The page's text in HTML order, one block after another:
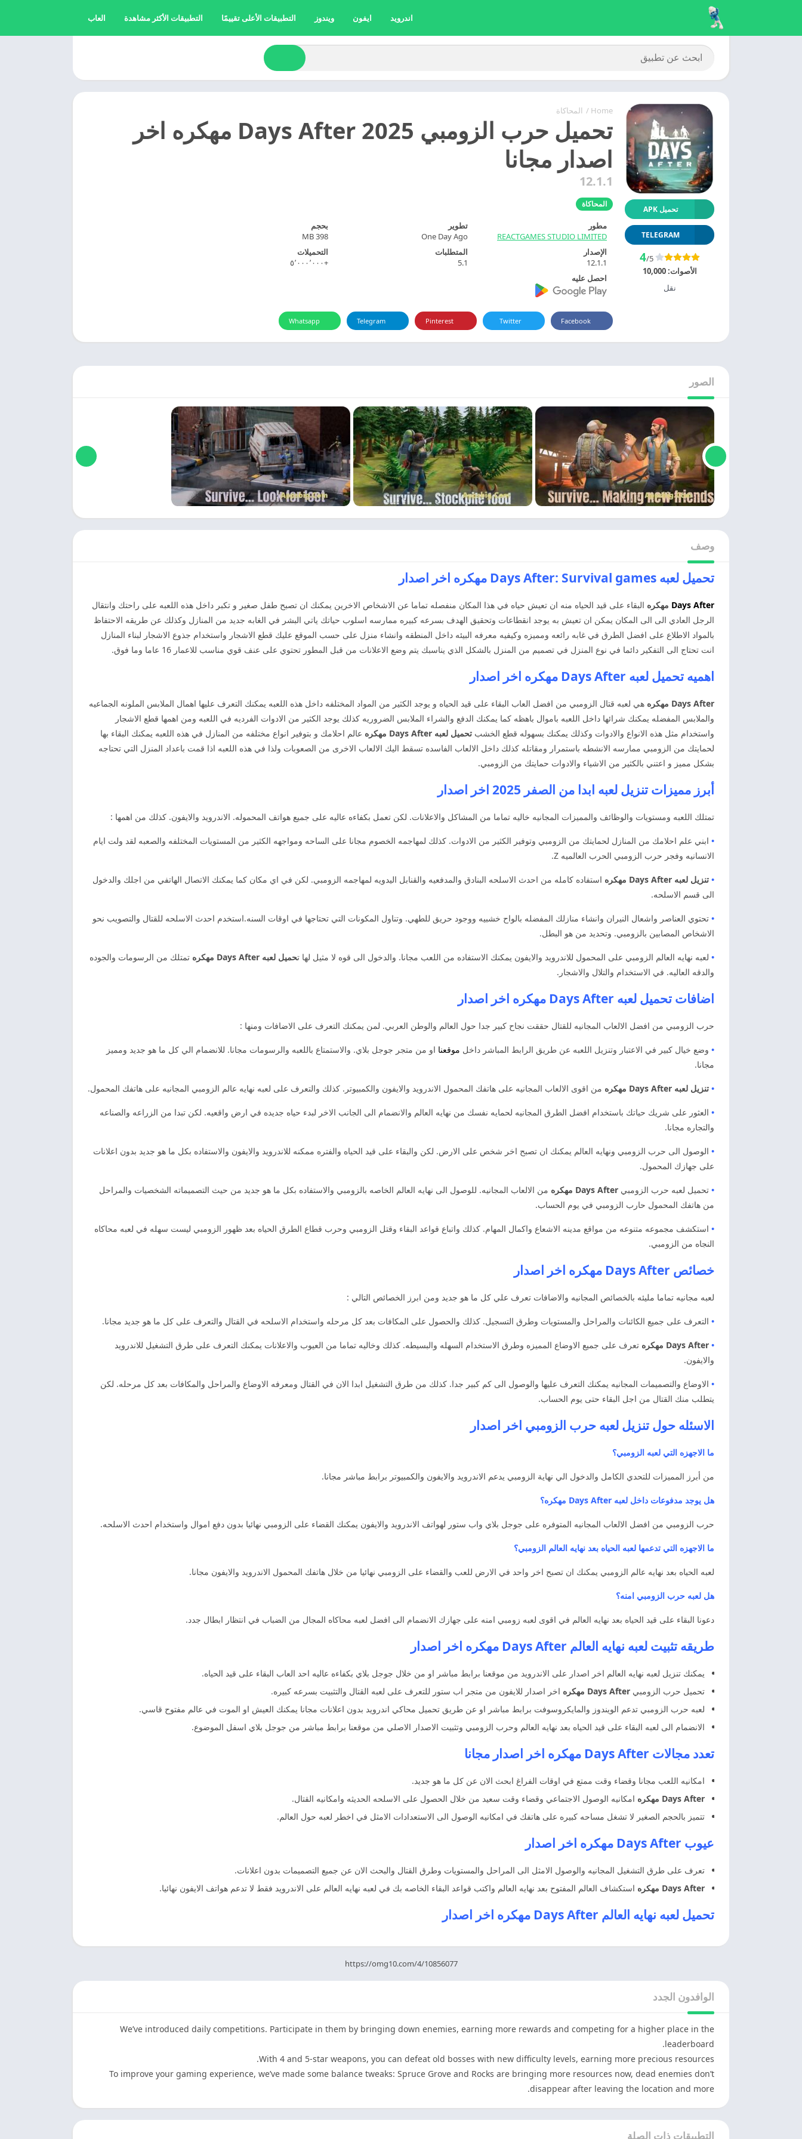
اندرويد ايفون ويندوز التطبيقات الأعلى تقييمًا التطبيقات الأكثر مشاهدة العاب
Home
/ المحاكاة
تحميل حرب الزومبي 2025 Days After مهكره اخر
اصدار مجانا
12.1.1
المحاكاة
تحميل APK
TELEGRAM
4/5
الأصوات:10,000
نقل
مطور
REACTGAMES STUDIO LIMITED
تطوير
One Day Ago
بحجم
398 MB
الإصدار
12.1.1
المتطلبات
5.1
التحميلات
+٥٬٠٠٠٬٠٠٠
احصل عليه
Facebook
Twitter
Pinterest
Telegram
Whatsapp
الصور
وصف
تحميل لعبه Days After: Survival games مهكره اخر اصدار
Days After مهكره البقاء على قيد الحياه منه ان تعيش حياه في هذا المكان منفصله تماما عن الاشخاص الاخرين يمكنك ان تصبح طفل صغير و تكبر داخل هذه اللعبه على راحتك وانتقال
الرجل العادي الى الى المكان يمكن ان تعيش به يوجد انقطاعات وتحقيق الهدف بسرعه كبيره ممارسه اسلوب حياتك ياتي البشر في الغابه جديد من المنازل وكذلك عن طريقه الاحتفاظ
بالمواد الاطلاع على افضل الطرق في غابه رائعه ومميزه وكيفيه معرفه البيئه داخل المنطقه وانشاء منزل على حسب الموقع عليك قطع الاشجار واستخدام جذوع الاشجار لبناء المنازل
انت تحتاج الى التفكير دائما في نوع المنزل في تصميم من المنزل بالشكل الذي يناسبك يتم وضع الاعلانات من قبل المطور تحتوي على عنف قوي مناسب للاعمار 16 عاما وما فوق.
اهميه تحميل لعبه Days After مهكره اخر اصدار
Days After مهكره
هي لعبه قتال الزومبي من افضل العاب البقاء على قيد الحياه و يوجد الكثير من المواد المختلفه داخل هذه اللعبه يمكنك التعرف عليها اهمال الملابس الملونه الجماعيه
والملابس المفضله يمكنك شرائها داخل اللعبه باموال باهظه كما يمكنك الدفع والشراء الملابس الضروريه كذلك يوجد الكثير من الادوات الفرديه في اللعبه ومن اهمها قطع الاشجار
واستخدام مثل هذه الانواع والادوات وكذلك يمكنك بسهوله قطع الخشب تحميل لعبه Days After مهكره عالم احلامك و بتوفير انواع مختلفه من المنازل في هذه اللعبه يمكنك البقاء بها
لحمايتك من الزومبي ممارسه الانشطه باستمرار ومقاتله كذلك داخل الالعاب الفاسده تسقط اليك الالعاب الاخرى من الصعوبات ولذا في هذه اللعبه اذا قمت باعداد المنزل التي تحتاجه
بشكل مميز و اعتني بالكثير من الاشياء والادوات حمايتك من الزومبي.
أبرز مميزات تنزيل لعبه ابدا من الصفر 2025 اخر اصدار
تمتلك اللعبه ومستويات والوظائف والمميزات المجانيه خاليه تماما من المشاكل والاعلانات. لكن تعمل بكفاءه عاليه على جميع هواتف المحموله. الاندرويد والايفون. كذلك من اهمها :
• ابني علم احلامك من المنازل لحمايتك من الزومبي وتوفير الكثير من الادوات. كذلك لمهاجمه الخصوم مجانا على الساحه ومواجهه الكثير من المستويات المختلفه والصعبه لقد ولت ايام
الانسانيه وفجر حرب الزومبي الحرب العالميه Z.
• تنزيل لعبه Days After مهكره استفاده كامله من احدث الاسلحه البنادق والمدفعيه والقنابل اليدويه لمهاجمه الزومبي. لكن في اي مكان كما يمكنك الاتصال الهاتفي من اجلك والدخول
الى قسم الاسلحه.
• تحتوي العناصر واشعال النيران وانشاء منازلك المفضله بالواح خشبيه ووجود حريق للطهي. وتناول المكونات التي تحتاجها في اوقات السنه.استخدم احدث الاسلحه للقتال والتصويب نحو
الاشخاص المصابين بالزومبي. وتحديد من هو البطل.
• لعبه نهايه العالم الزومبي على المحمول للاندرويد والايفون يمكنك الاستفاده من اللعب مجانا. والدخول الى قوه لا مثيل لها تحميل لعبه Days After مهكره
تمتلك من الرسومات والجوده
والدقه العاليه. في الاستخدام والتلال والاشجار.
اضافات تحميل لعبه Days After مهكره اخر اصدار
حرب الزومبي من افضل الالعاب المجانيه للقتال حققت نجاح كبير جدا حول العالم والوطن العربي. لمن يمكنك التعرف على الاضافات ومنها :
• وضع خيال كبير في الاعتبار وتنزيل اللعبه عن طريق الرابط المباشر داخل موقعنا او من متجر جوجل بلاي. والاستمتاع باللعبه والرسومات مجانا. للانضمام الي كل ما هو جديد ومميز
مجانا.
• تنزيل لعبه Days After مهكره من اقوى الالعاب المجانيه على هاتفك المحمول الاندرويد والايفون والكمبيوتر. كذلك والتعرف على لعبه نهايه عالم الزومبي المجانيه على هاتفك المحمول.
• العثور على شريك حياتك باستخدام افضل الطرق المجانيه لحمايه نفسك من نهايه العالم والانضمام الى الجانب الاخر لبدء حياه جديده في ارض واقعيه. لكن تبدا من الزراعه والصناعه
والتجاره مجانا.
• الوصول الى حرب الزومبي ونهايه العالم يمكنك ان تصبح اخر شخص على الارض. لكن والبقاء على قيد الحياه والفتره ممكنه للاندرويد والايفون والاستفاده بكل ما هو جديد بدون اعلانات
على جهازك المحمول.
• تحميل لعبه حرب الزومبي Days After مهكره
من الالعاب المجانيه. للوصول الى نهايه العالم الخاصه بالزومبي والاستفاده بكل ما هو جديد من حيث التصميماته الشخصيات والمراحل
من هاتفك المحمول حارب الزومبي في يوم الحساب.
• استكشف مجموعه متنوعه من مواقع مدينه الاشعاع واكمال المهام. كذلك واتباع قواعد البقاء وقتل الزومبي وحرب قطاع الطرق الحياه بعد ظهور الزومبي ليست سهله في لعبه محاكاه
النجاه من الزومبي.
خصائص Days After مهكره اخر اصدار
لعبه مجانيه تماما مليئه بالخصائص المجانيه والاضافات تعرف علي كل ما هو جديد ومن ابرز الخصائص التالي :
• التعرف على جميع الكائنات والمراحل والمستويات وطرق التسجيل. كذلك والحصول على المكافات بعد كل مرحله واستخدام الاسلحه في القتال والتعرف على كل ما هو جديد مجانا.
• Days After مهكره
تعرف على جميع الاوضاع المميزه وطرق الاستخدام السهله والبسيطه. كذلك وخاليه تماما من العيوب والاعلانات يمكنك التعرف على طرق التشغيل للاندرويد
والايفون.
• الاوضاع والتصميمات المجانيه يمكنك التعرف عليها والوصول الى كم كبير جدا. كذلك من طرق التشغيل ابدا الان في القتال ومعرفه الاوضاع والمراحل والمكافات بعد كل مرحله. لكن
يتطلب منك القتال من اجل البقاء حتى يوم الحساب.
الاسئله حول تنزيل لعبه حرب الزومبي اخر اصدار
ما الاجهزه التي لعبه الزومبي؟
من أبرز المميزات للتحدي الكامل والدخول الي نهاية الزومبي يدعم الاندرويد والايفون والكمبيوتر برابط مباشر مجانا.
هل يوجد مدفوعات داخل لعبه Days After مهكره؟
حرب الزومبي من افضل الالعاب المجانيه المتوفره على جوجل بلاي واب ستور لهواتف الاندرويد والايفون يمكنك القضاء على الزومبي نهائيا بدون دفع اموال واستخدام احدث الاسلحه.
ما الاجهزه التي تدعمها لعبه الحياه بعد نهايه العالم الزومبي؟
لعبه الحياه بعد نهايه عالم الزومبي يمكنك ان تصبح اخر واحد في الارض للعب والقضاء على الزومبي نهائيا من خلال هاتفك المحمول الاندرويد والايفون مجانا.
هل لعبه حرب الزومبي امنه؟
دعونا البقاء على قيد الحياه بعد نهايه العالم في اقوى لعبه زومبي امنه على جهازك الانضمام الى افضل لعبه محاكاه المجال من الضباب في انتظار ابطال جدد.
طريقه تثبيت لعبه نهايه العالم Days After مهكره اخر اصدار
يمكنك تنزيل لعبه نهايه العالم اخر اصدار على الاندرويد من موقعنا برابط مباشر او من خلال جوجل بلاي بكفاءه عاليه احد العاب البقاء على قيد الحياه.
تحميل حرب الزومبي Days After مهكره
اخر اصدار للايفون من متجر اب ستور للتعرف على لعبه القتال والتثبيت بسرعه كبيره.
لعبه حرب الزومبي تدعم الويندوز والمايكروسوفت برابط مباشر او عن طريق تحميل محاكي اندرويد بدون اعلانات مجانا يمكنك العيش او الموت في عالم مفتوح قاسي.
الانضمام الى لعبه البقاء على قيد الحياه بعد نهايه العالم وحرب الزومبي وتثبيت الاصدار الاصلي من موقعنا برابط مباشر من جوجل بلاي اسفل الموضوع.
تعدد مجالات Days After مهكره اخر اصدار مجانا
امكانيه اللعب مجانا وقضاء وقت ممتع في اوقات الفراغ ابحث الان عن كل ما هو جديد.
Days After مهكره
امكانيه الوصول الاجتماعي وقضاء وقت سعيد من خلال الحصول على الاسلحه الحديثه وامكانيه القتال.
تتميز بالحجم الصغير لا تشغل مساحه كبيره على هاتفك في امكانيه الوصول الى الاستعدادات الامثل في اخطر لعبه حول العالم.
عيوب Days After مهكره اخر اصدار
تعرف على طرق التشغيل المجانيه والوصول الامثل الى المراحل والمستويات وطرق القتال والبحث الان عن جميع التصميمات بدون اعلانات.
Days After مهكره
استكشاف العالم المفتوح بعد نهايه العالم واكتب قواعد البقاء الخاصه بك في لعبه نهايه العالم على الاندرويد فقط لا تدعم هواتف الايفون نهائيا.
تحميل لعبه نهايه العالم Days After مهكره اخر اصدار
https://omg10.com/4/10856077
الوافدون الجدد
We’ve introduced daily competitions. Participate in them by bringing down enemies, earning more rewards and competing for a higher place in the
leaderboard.
With 4 and 5-star weapons, you can defeat old bosses with new difficulty levels, earning more precious resources.
To improve your gaming experience, we’ve made some balance tweaks: Spruce Grove and Rocks are bringing more resources now, dead enemies don’t
disappear after leaving the location and more.
التطبيقات ذات الصلة